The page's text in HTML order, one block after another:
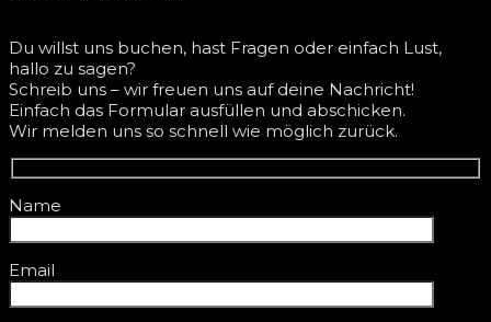
Du willst uns buchen, hast Fragen oder einfach Lust,
hallo zu sagen?
Schreib uns – wir freuen uns auf deine Nachricht!
Einfach das Formular ausfüllen und abschicken.
Wir melden uns so schnell wie möglich zurück.
Name
Email